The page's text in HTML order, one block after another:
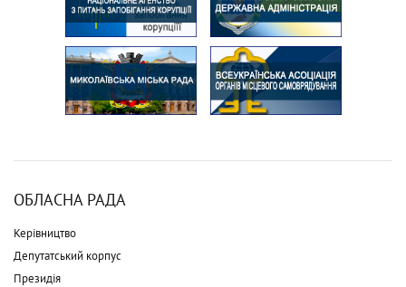
ОБЛАСНА РАДА
Керівництво
Депутатський корпус
Президія